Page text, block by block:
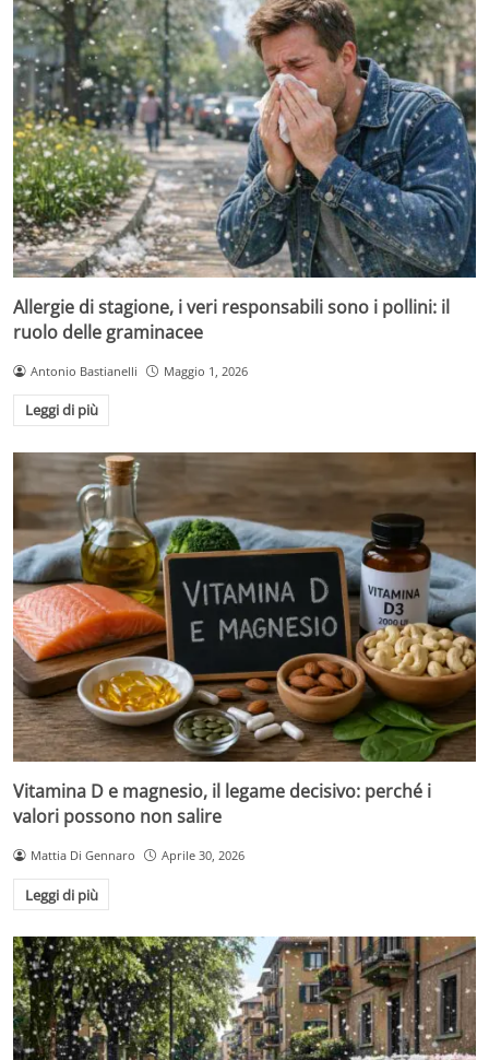
Allergie di stagione, i veri responsabili sono i pollini: il
ruolo delle graminacee
Antonio Bastianelli Maggio 1, 2026
Leggi di più
Vitamina D e magnesio, il legame decisivo: perché i
valori possono non salire
Mattia Di Gennaro Aprile 30, 2026
Leggi di più